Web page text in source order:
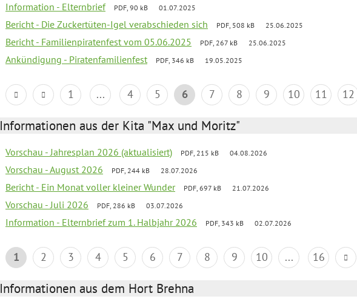
Information - Elternbrief PDF, 90 kB 01.07.2025
Bericht - Die Zuckertüten-Igel verabschieden sich PDF, 508 kB 25.06.2025
Bericht - Familienpiratenfest vom 05.06.2025 PDF, 267 kB 25.06.2025
Ankündigung - Piratenfamilienfest PDF, 346 kB 19.05.2025
1 ... 4 5 6 7 8 9 10 11 12
Informationen aus der Kita "Max und Moritz"
Vorschau - Jahresplan 2026 (aktualisiert) PDF, 215 kB 04.08.2026
Vorschau - August 2026 PDF, 244 kB 28.07.2026
Bericht - Ein Monat voller kleiner Wunder PDF, 697 kB 21.07.2026
Vorschau - Juli 2026 PDF, 286 kB 03.07.2026
Information - Elternbrief zum 1. Halbjahr 2026 PDF, 343 kB 02.07.2026
1 2 3 4 5 6 7 8 9 10 ... 16
Informationen aus dem Hort Brehna